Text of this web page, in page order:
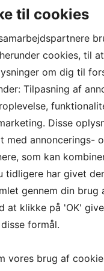
via papirer, notesbøger,
have på et sted – og
for at danne dig
og tage action, så du
meget mere og
mobilen – din
til i dag?
telefonen til en
–
Du kan se din
gå på Facebook,
at du kan
til cookies
cookies, til at
om dig til
Tilpasning af
Disse
med annoncerings-
som kan
tidligere har givet
gennem din brug
at klikke på 'OK'
formål.
vores brug af